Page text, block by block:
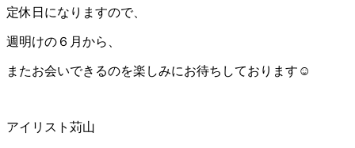
定休日になりますので、
週明けの６月から、
またお会いできるのを楽しみにお待ちしております☺️
アイリスト苅山